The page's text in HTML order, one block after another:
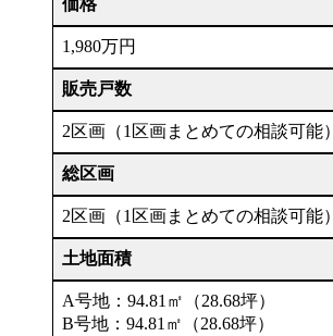
価格
1,980万円
販売戸数
2区画（1区画まとめての相談可能）
総区画
2区画（1区画まとめての相談可能）
土地面積
A号地：94.81㎡（28.68坪）
B号地：94.81㎡（28.68坪）